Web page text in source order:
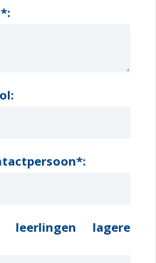
leerlingen lagere